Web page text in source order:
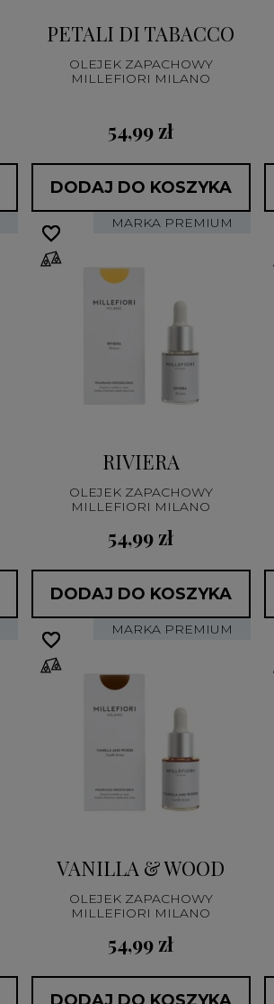
PETALI DI TABACCO
OLEJEK ZAPACHOWY
MILLEFIORI MILANO
54,99 zł
DODAJ DO KOSZYKA
MARKA PREMIUM
RIVIERA
OLEJEK ZAPACHOWY
MILLEFIORI MILANO
54,99 zł
DODAJ DO KOSZYKA
favorite_border
favorite_border
MARKA PREMIUM
VANILLA & WOOD
OLEJEK ZAPACHOWY
MILLEFIORI MILANO
54,99 zł
favorite_border
favorite_border